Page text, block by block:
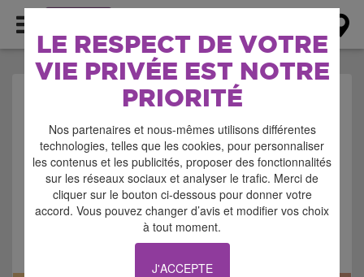
LE RESPECT DE VOTRE
VIE PRIVÉE EST NOTRE
PRIORITÉ
Nos partenaires et nous-mêmes utilisons différentes
technologies, telles que les cookies, pour personnaliser
les contenus et les publicités, proposer des fonctionnalités
sur les réseaux sociaux et analyser le trafic. Merci de
cliquer sur le bouton ci-dessous pour donner votre
accord. Vous pouvez changer d’avis et modifier vos choix
à tout moment.
J'ACCEPTE
AGENDA > CONCERT -
MUSIQUE